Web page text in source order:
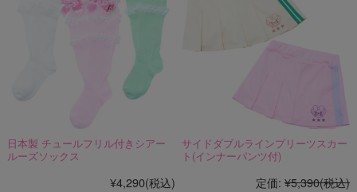
日本製 チュールフリル付きシアー
ルーズソックス
¥4,290(税込)
サイドダブルラインプリーツスカー
ト(インナーパンツ付)
定価: ¥5,390(税込)